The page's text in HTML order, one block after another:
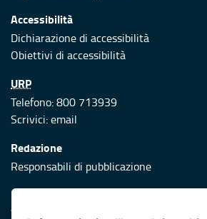
Accessibilità
Dichiarazione di accessibilità
Obiettivi di accessibilità
URP
Telefono: 800 713939
Scrivici:email
Redazione
Responsabili di pubblicazione
Protezione civile
Vai al sito di Protezione Civile Puglia